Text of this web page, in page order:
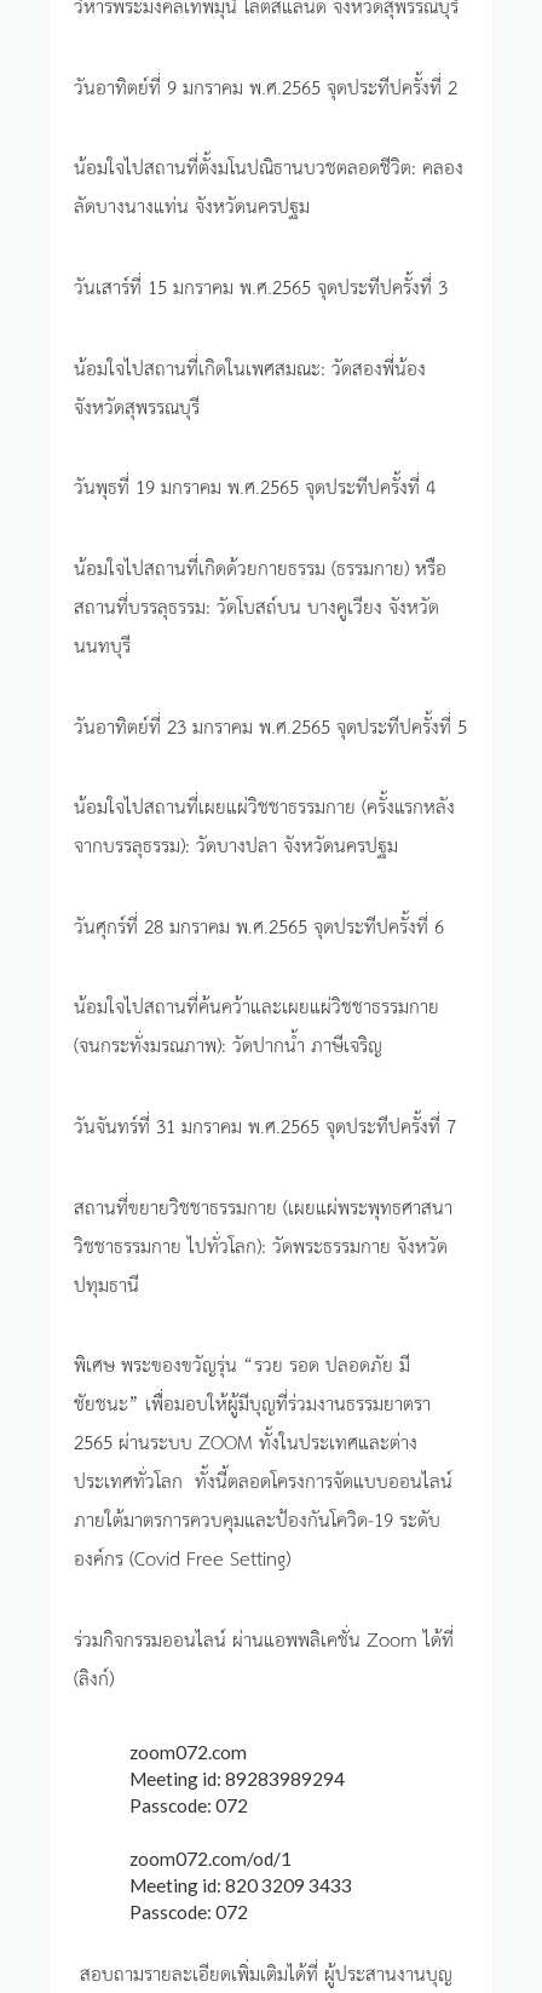
วันอาทิตย์ที่ 9 มกราคม พ.ศ.2565 จุดประทีปครั้งที่ 2
น้อมใจไปสถานที่ตั้งมโนปณิธานบวชตลอดชีวิต: คลอง
ลัดบางนางแท่น จังหวัดนครปฐม
วันเสาร์ที่ 15 มกราคม พ.ศ.2565 จุดประทีปครั้งที่ 3
น้อมใจไปสถานที่เกิดในเพศสมณะ: วัดสองพี่น้อง
จังหวัดสุพรรณบุรี
วันพุธที่ 19 มกราคม พ.ศ.2565 จุดประทีปครั้งที่ 4
น้อมใจไปสถานที่เกิดด้วยกายธรรม (ธรรมกาย) หรือ
สถานที่บรรลุธรรม: วัดโบสถ์บน บางคูเวียง จังหวัด
นนทบุรี
วันอาทิตย์ที่ 23 มกราคม พ.ศ.2565 จุดประทีปครั้งที่ 5
น้อมใจไปสถานที่เผยแผ่วิชชาธรรมกาย (ครั้งแรกหลัง
จากบรรลุธรรม): วัดบางปลา จังหวัดนครปฐม
วันศุกร์ที่ 28 มกราคม พ.ศ.2565 จุดประทีปครั้งที่ 6
น้อมใจไปสถานที่ค้นคว้าและเผยแผ่วิชชาธรรมกาย
(จนกระทั่งมรณภาพ): วัดปากน้ำ ภาษีเจริญ
วันจันทร์ที่ 31 มกราคม พ.ศ.2565 จุดประทีปครั้งที่ 7
สถานที่ขยายวิชชาธรรมกาย (เผยแผ่พระพุทธศาสนา
วิชชาธรรมกาย ไปทั่วโลก): วัดพระธรรมกาย จังหวัด
ปทุมธานี
พิเศษ พระของขวัญรุ่น “รวย รอด ปลอดภัย มี
ชัยชนะ” เพื่อมอบให้ผู้มีบุญที่ร่วมงานธรรมยาตรา
2565 ผ่านระบบ ZOOM ทั้งในประเทศและต่าง
ประเทศทั่วโลก ทั้งนี้ตลอดโครงการจัดแบบออนไลน์
ภายใต้มาตรการควบคุมและป้องกันโควิด-19 ระดับ
องค์กร (Covid Free Setting)
ร่วมกิจกรรมออนไลน์ ผ่านแอพพลิเคชั่น Zoom ได้ที่
(ลิงก์)
zoom072.com
Meeting id: 89283989294
Passcode: 072
zoom072.com/od/1
Meeting id: 820 3209 3433
Passcode: 072
สอบถามรายละเอียดเพิ่มเติมได้ที่ ผู้ประสานงานบุญ